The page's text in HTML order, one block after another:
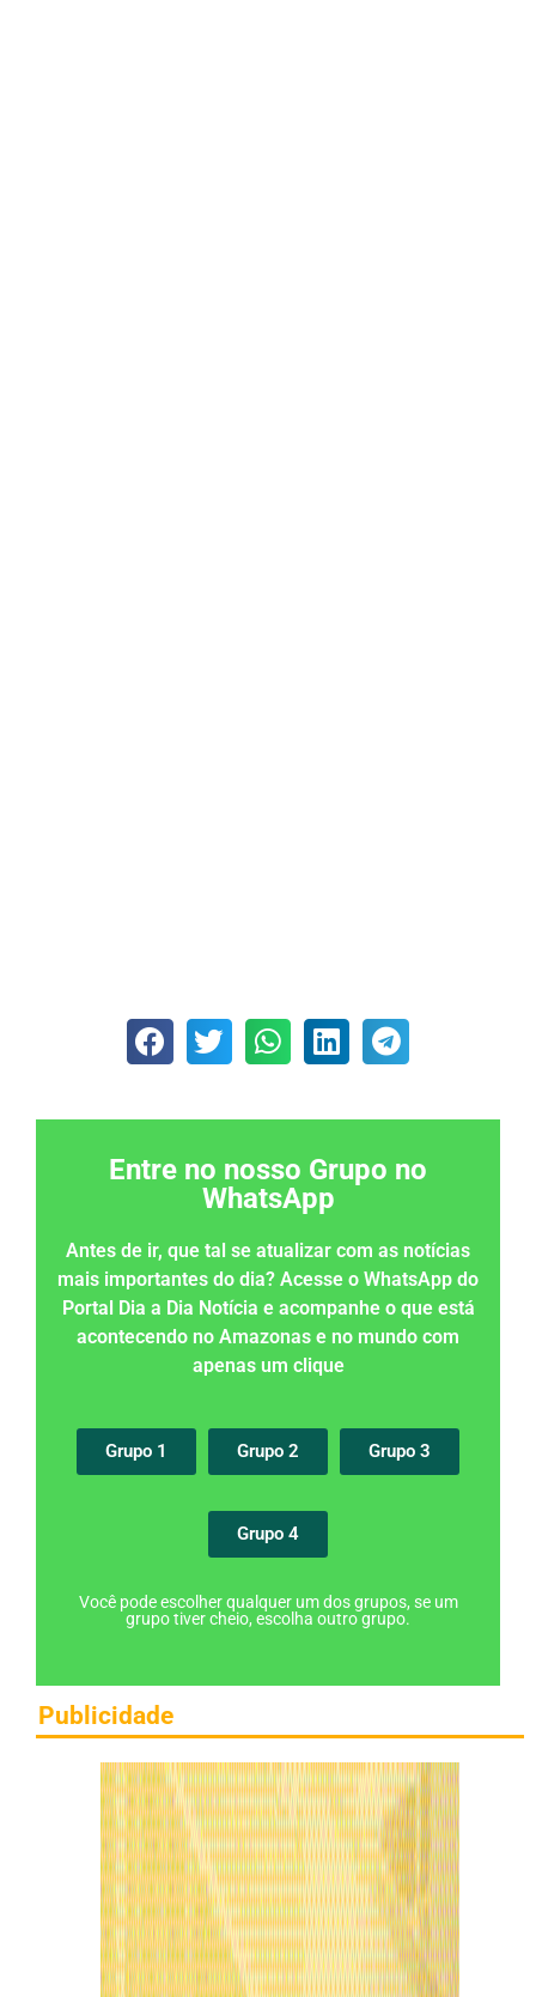
Entre no nosso Grupo no
WhatsApp
Antes de ir, que tal se atualizar com as notícias
mais importantes do dia? Acesse o WhatsApp do
Portal Dia a Dia Notícia e acompanhe o que está
acontecendo no Amazonas e no mundo com
apenas um clique
Grupo 1 Grupo 2 Grupo 3
Grupo 4
Você pode escolher qualquer um dos grupos, se um
grupo tiver cheio, escolha outro grupo.
Publicidade